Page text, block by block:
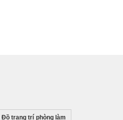
Đồ trang trí phòng làm